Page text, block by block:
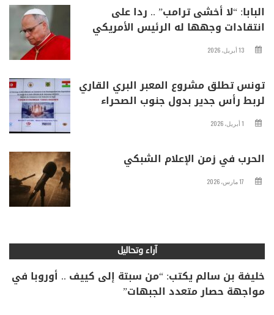
البابا: “لا أخشى ترامب” .. ردا على
انتقادات وجهها له الرئيس الأمريكي
13 أبريل، 2026
تونس تطلق مشروع المعبر البري القاري
لربط رأس جدير بدول جنوب الصحراء
1 أبريل، 2026
الحرب في زمن الإعلام الشبكي
17 مارس، 2026
آراء وتحاليل
خليفة بن سالم يكتب: “من سبتة إلى كييف .. أوروبا في
مواجهة حصار متعدد الجبهات”